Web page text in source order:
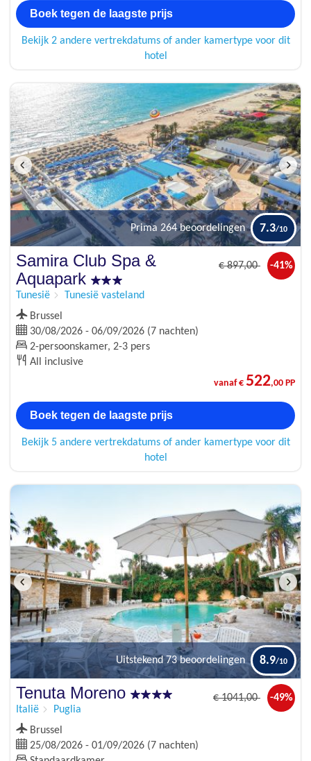
Boek tegen de laagste prijs
Bekijk 2 andere vertrekdatums of ander kamertype voor dit
hotel
Prima 264 beoordelingen 7.3
Samira Club Spa &
Aquapark
Tunesië Tunesië vasteland
€897,00 -41%
Brussel
30/08/2026 - 06/09/2026 (7 nachten)
2-persoonskamer, 2-3 pers
All inclusive
vanaf € 522,00 PP
Boek tegen de laagste prijs
Bekijk 5 andere vertrekdatums of ander kamertype voor dit
hotel
Uitstekend 73 beoordelingen 8.9
Tenuta Moreno
Italië Puglia
€1041,00 -49%
Brussel
25/08/2026 - 01/09/2026 (7 nachten)